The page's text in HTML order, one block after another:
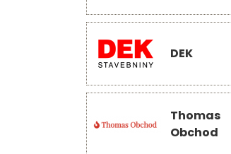
DEK
Thomas
Obchod